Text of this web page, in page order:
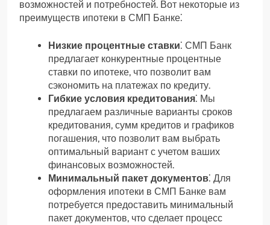
возможностей и потребностей. Вот некоторые из
преимуществ ипотеки в СМП Банке⁚
Низкие процентные ставки⁚ СМП Банк
предлагает конкурентные процентные
ставки по ипотеке, что позволит вам
сэкономить на платежах по кредиту.
Гибкие условия кредитования⁚ Мы
предлагаем различные варианты сроков
кредитования, сумм кредитов и графиков
погашения, что позволит вам выбрать
оптимальный вариант с учетом ваших
финансовых возможностей.
Минимальный пакет документов⁚ Для
оформления ипотеки в СМП Банке вам
потребуется предоставить минимальный
пакет документов, что сделает процесс